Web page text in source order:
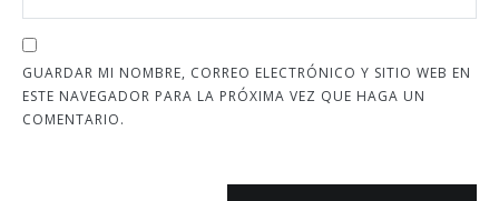
GUARDAR MI NOMBRE, CORREO ELECTRÓNICO Y SITIO WEB EN
ESTE NAVEGADOR PARA LA PRÓXIMA VEZ QUE HAGA UN
COMENTARIO.